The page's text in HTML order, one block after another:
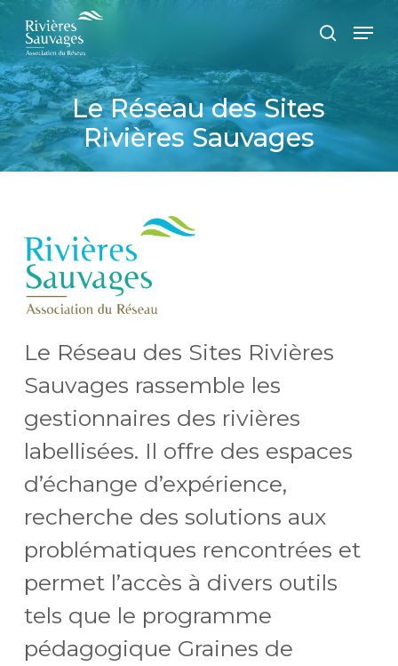
Panneau de gestion des cookies
Passer
contenu
principal
Menu
Le Réseau des Sites
Rivières Sauvages
Le Réseau des Sites Rivières
Sauvages rassemble les
gestionnaires des rivières
labellisées. Il offre des espaces
d’échange d’expérience,
recherche des solutions aux
problématiques rencontrées et
permet l’accès à divers outils
tels que le programme
pédagogique Graines de